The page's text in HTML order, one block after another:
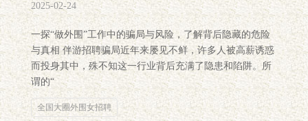
2025-02-24
一探“做外围”工作中的骗局与风险，了解背后隐藏的危险
与真相 伴游招聘骗局近年来屡见不鲜，许多人被高薪诱惑
而投身其中，殊不知这一行业背后充满了隐患和陷阱。所
谓的“
全国大圈外围女招聘